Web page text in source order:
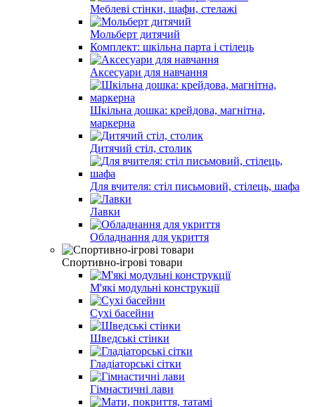
Меблеві стінки, шафи, стелажі
Мольберт дитячий
Комплект: шкільна парта і стілець
Аксесуари для навчання
Шкільна дошка: крейдова, магнітна,
маркерна
Дитячий стіл, столик
Для вчителя: стіл письмовий, стілець, шафа
Лавки
Обладнання для укриття
Спортивно-ігрові товари
М'які модульні конструкції
Сухі басейни
Шведські стінки
Гладіаторські сітки
Гімнастичні лави